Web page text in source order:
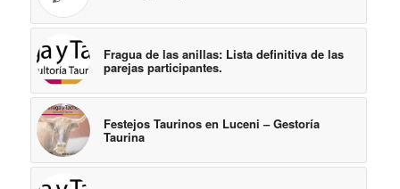
Fragua de las anillas: Lista definitiva de las
parejas participantes.
Festejos Taurinos en Luceni – Gestoría
Taurina